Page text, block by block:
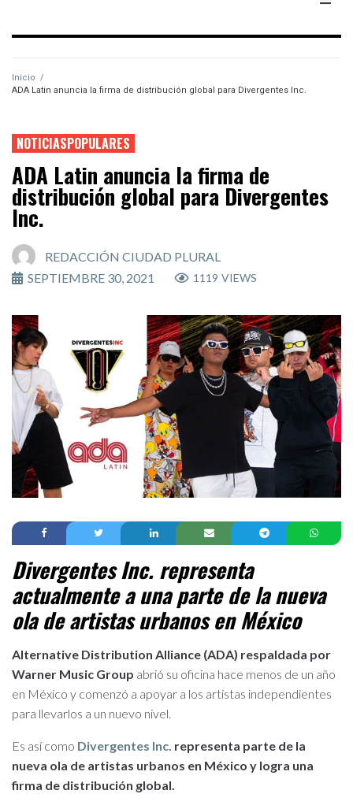
Inicio /
ADA Latin anuncia la firma de distribución global para Divergentes Inc.
NOTICIASPOPULARES
ADA Latin anuncia la firma de
distribución global para Divergentes
Inc.
REDACCIÓN CIUDAD PLURAL
SEPTIEMBRE 30, 2021
1119 VIEWS
Divergentes Inc. representa
actualmente a una parte de la nueva
ola de artistas urbanos en México
Alternative Distribution Alliance (ADA) respaldada por
Warner Music Group abrió su oficina hace menos de un año
en México y comenzó a apoyar a los artistas independientes
para llevarlos a un nuevo nivel.
Es así como Divergentes Inc. representa parte de la
nueva ola de artistas urbanos en México y logra una
firma de distribución global.